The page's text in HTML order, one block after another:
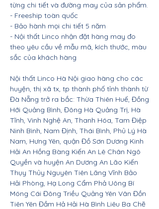
từng chi tiết và đường may của sản phẩm.
- Freeship toàn quốc
- Bảo hành mọi chi tiết 5 năm
- Nội thất Linco nhận đặt hàng may đo
theo yêu cầu về mẫu mã, kích thước, màu
sắc của khách hàng
Nội thất Linco Hà Nội giao hàng cho các
huyện, thị xã tx, tp thành phố tỉnh thành từ
Đà Nẵng trở ra bắc: Thừa Thiên Huế, Đồng
Hới Quảng Bình, Đông Hà Quảng Trị, Hà
Tĩnh, Vinh Nghệ An, Thanh Hóa, Tam Điệp
Ninh Bình, Nam Định, Thái Bình, Phủ Lý Hà
Nam, Hưng Yên, quận Đồ Sơn Dương Kinh
Hải An Hồng Bàng Kiến An Lê Chân Ngô
Quyền và huyện An Dương An Lão Kiến
Thụy Thủy Nguyên Tiên Lãng Vĩnh Bảo
Hải Phòng, Hạ Long Cẩm Phả Uông Bí
Móng Cái Đông Triều Quảng Yên Vân Đồn
Tiên Yên Đầm Hả Hải Hà Bình Liêu Ba Chẽ